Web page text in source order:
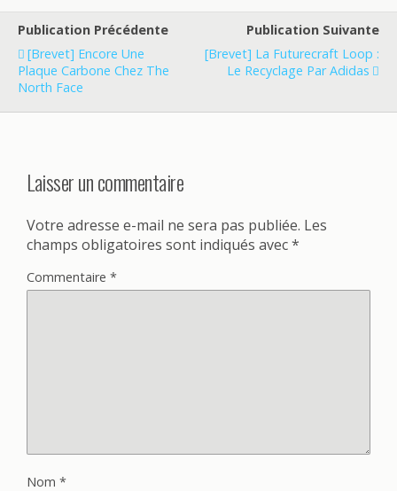
Publication Précédente
[Brevet] Encore Une
Plaque Carbone Chez The
North Face
Publication Suivante
[Brevet] La Futurecraft Loop :
Le Recyclage Par Adidas
Laisser un commentaire
Votre adresse e-mail ne sera pas publiée. Les
champs obligatoires sont indiqués avec*
Commentaire *
Nom *